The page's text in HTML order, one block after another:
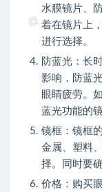
水膜镜片、
着在镜片上
进行选择。
防蓝光：长
影响，防蓝
眼睛疲劳。
蓝光功能的镜
镜框：镜框
金属、塑料
择。同时要
价格：购买